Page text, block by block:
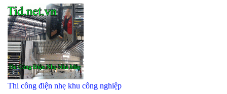
Thi công điện nhẹ khu công nghiệp